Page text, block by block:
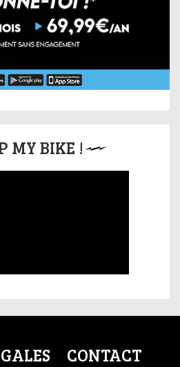
MY BIKE !
CONTACT